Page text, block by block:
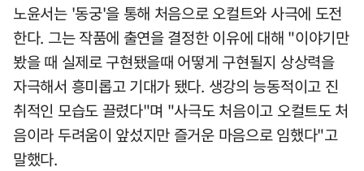
노윤서는 '동궁'을 통해 처음으로 오컬트와 사극에 도전
한다. 그는 작품에 출연을 결정한 이유에 대해 "이야기만
봤을 때 실제로 구현됐을때 어떻게 구현될지 상상력을
자극해서 흥미롭고 기대가 됐다. 생강의 능동적이고 진
취적인 모습도 끌렸다"며 "사극도 처음이고 오컬트도 처
음이라 두려움이 앞섰지만 즐거운 마음으로 임했다"고
말했다.